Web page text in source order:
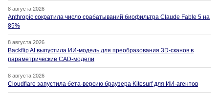
8 августа 2026
Anthropic сократила число срабатываний биофильтра Claude Fable 5 на
85%
8 августа 2026
Backflip AI выпустила ИИ-модель для преобразования 3D-сканов в
параметрические CAD-модели
8 августа 2026
Cloudflare запустила бета-версию браузера Kitesurf для ИИ-агентов